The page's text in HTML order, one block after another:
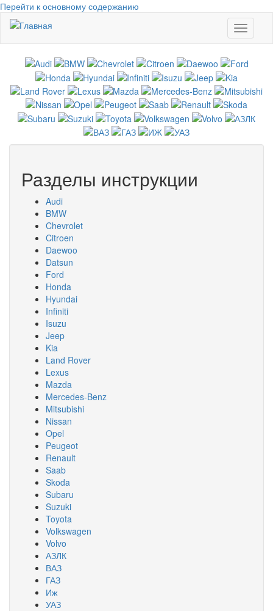
Перейти к основному содержанию
Toggle
Разделы инструкции
Audi
BMW
Chevrolet
Citroen
Daewoo
Datsun
Ford
Honda
Hyundai
Infiniti
Isuzu
Jeep
Kia
Land Rover
Lexus
Mazda
Mercedes-Benz
Mitsubishi
Nissan
Opel
Peugeot
Renault
Saab
Skoda
Subaru
Suzuki
Toyota
Volkswagen
Volvo
АЗЛК
ВАЗ
ГАЗ
Иж
УАЗ